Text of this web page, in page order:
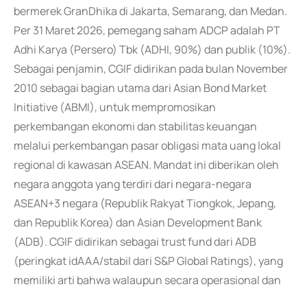
bermerek GranDhika di Jakarta, Semarang, dan Medan.
Per 31 Maret 2026, pemegang saham ADCP adalah PT
Adhi Karya (Persero) Tbk (ADHI, 90%) dan publik (10%).
Sebagai penjamin, CGIF didirikan pada bulan November
2010 sebagai bagian utama dari Asian Bond Market
Initiative (ABMI), untuk mempromosikan
perkembangan ekonomi dan stabilitas keuangan
melalui perkembangan pasar obligasi mata uang lokal
regional di kawasan ASEAN. Mandat ini diberikan oleh
negara anggota yang terdiri dari negara-negara
ASEAN+3 negara (Republik Rakyat Tiongkok, Jepang,
dan Republik Korea) dan Asian Development Bank
(ADB). CGIF didirikan sebagai trust fund dari ADB
(peringkat idAAA/stabil dari S&P Global Ratings), yang
memiliki arti bahwa walaupun secara operasional dan